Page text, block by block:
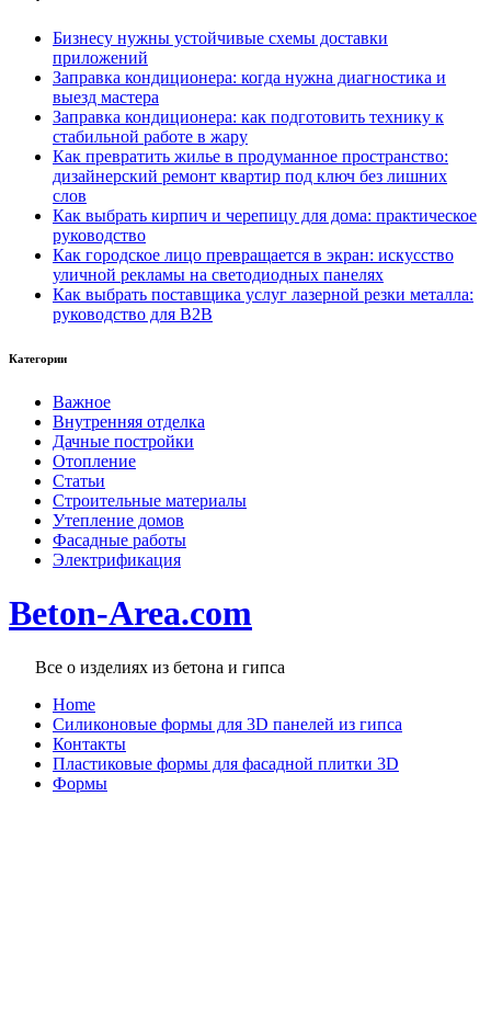
Бизнесу нужны устойчивые схемы доставки
приложений
Заправка кондиционера: когда нужна диагностика и
выезд мастера
Заправка кондиционера: как подготовить технику к
стабильной работе в жару
Как превратить жилье в продуманное пространство:
дизайнерский ремонт квартир под ключ без лишних
слов
Как выбрать кирпич и черепицу для дома: практическое
руководство
Как городское лицо превращается в экран: искусство
уличной рекламы на светодиодных панелях
Как выбрать поставщика услуг лазерной резки металла:
руководство для B2B
Категории
Важное
Внутренняя отделка
Дачные постройки
Отопление
Статьи
Строительные материалы
Утепление домов
Фасадные работы
Электрификация
Beton-Area.com
Все о изделиях из бетона и гипса
Home
Cиликоновые формы для 3D панелей из гипса
Контакты
Пластиковые формы для фасадной плитки 3D
Формы